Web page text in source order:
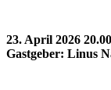
23. April 2026
Gastgeber: Linus